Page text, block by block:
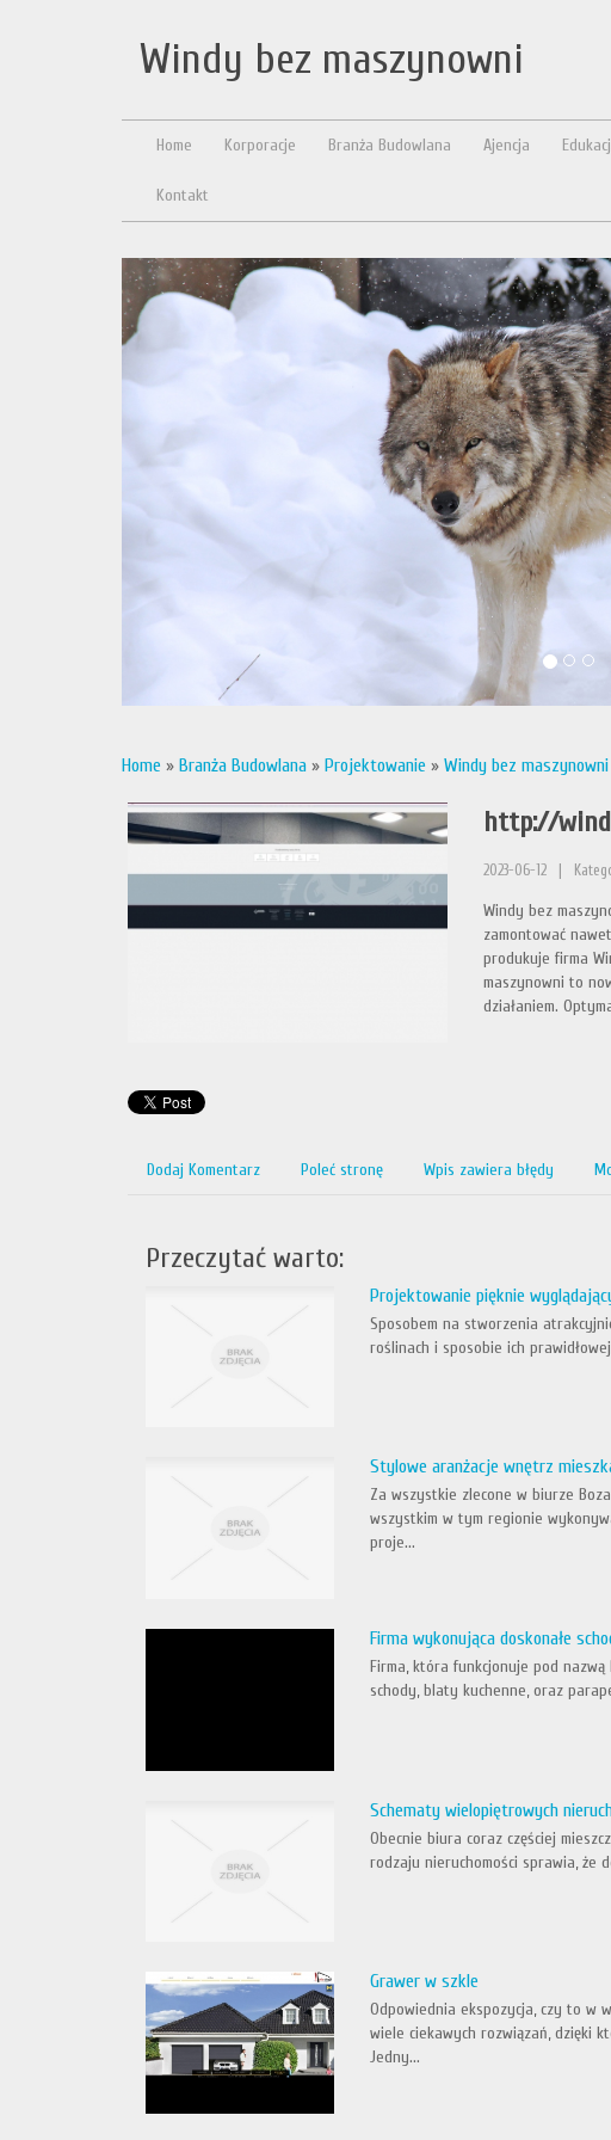
Windy bez maszynowni
Home Korporacje Branża Budowlana Ajencja
Kontakt
Home » Branża Budowlana » Projektowanie » Windy bez maszynowni
http://
2023-06-12
Windy bez
zamontować
produkuje firma
maszynowni to
działaniem.
Dodaj Komentarz Poleć stronę Wpis zawiera błędy
Przeczytać warto:
Projektowanie pięknie
Sposobem na stworzenia
roślinach i sposobie ich
Stylowe aranżacje wnętrz
Za wszystkie zlecone w biurze
wszystkim w tym regionie
proje...
Firma wykonująca doskonałe
Firma, która funkcjonuje pod
schody, blaty kuchenne, oraz
Schematy wielopiętrowych
Obecnie biura coraz częściej
rodzaju nieruchomości sprawia, że
Grawer w szkle
Odpowiednia ekspozycja, czy to w
wiele ciekawych rozwiązań, dzięki
Jedny...